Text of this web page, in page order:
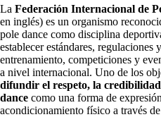
La Federación Internacional de
en inglés) es un organismo
pole dance como disciplina
establecer estándares, regulaciones
entrenamiento, competiciones y
a nivel internacional. Uno de los
difundir el respeto, la
dance como una forma de
acondicionamiento físico a través